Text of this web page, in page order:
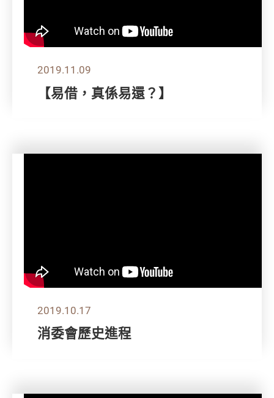
2019.11.09
【易借，真係易還？】
2019.10.17
消委會歷史進程